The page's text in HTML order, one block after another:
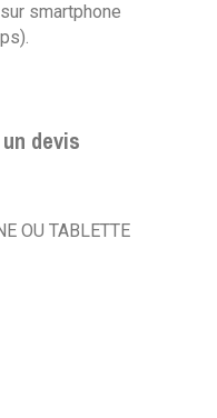
sur smartphone
devis
OU TABLETTE